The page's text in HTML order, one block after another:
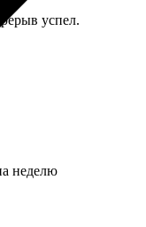
успел.
неделю